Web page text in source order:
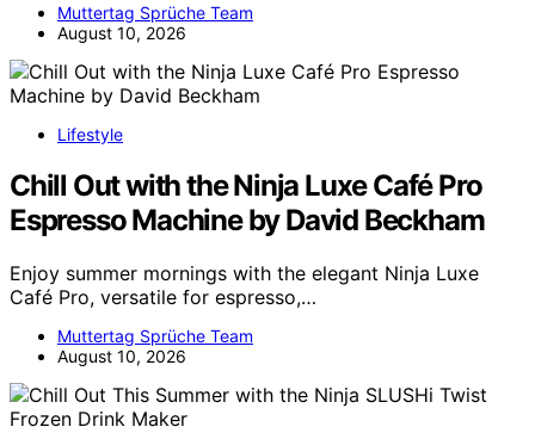
Muttertag Sprüche Team
August 10, 2026
Lifestyle
Chill Out with the Ninja Luxe Café Pro
Espresso Machine by David Beckham
Enjoy summer mornings with the elegant Ninja Luxe
Café Pro, versatile for espresso,…
Muttertag Sprüche Team
August 10, 2026